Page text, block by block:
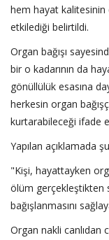
hem hayat kalitesinin
etkilediği belirtildi.
Organ bağışı
bir o kadarının da
gönüllülük esasına
herkesin organ
kurtarabileceği ifade
Yapılan açıklamada
"Kişi, hayattayken
ölüm gerçekleştikten
bağışlanmasını
Organ nakli canlıdan